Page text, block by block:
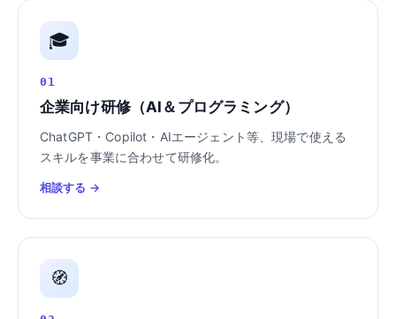
🎓
01
企業向け研修（AI＆プログラミング）
ChatGPT・Copilot・AIエージェント等、現場で使える
スキルを事業に合わせて研修化。
相談する →
🧭